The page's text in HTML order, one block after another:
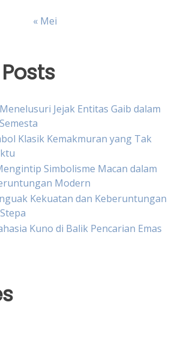
« Mei
Jejak Entitas Gaib dalam
Klasik Kemakmuran yang Tak
Simbolisme Macan dalam
Modern
Kekuatan dan Keberuntungan
Kuno di Balik Pencarian Emas